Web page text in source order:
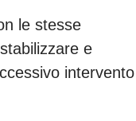
le stesse
e
intervento